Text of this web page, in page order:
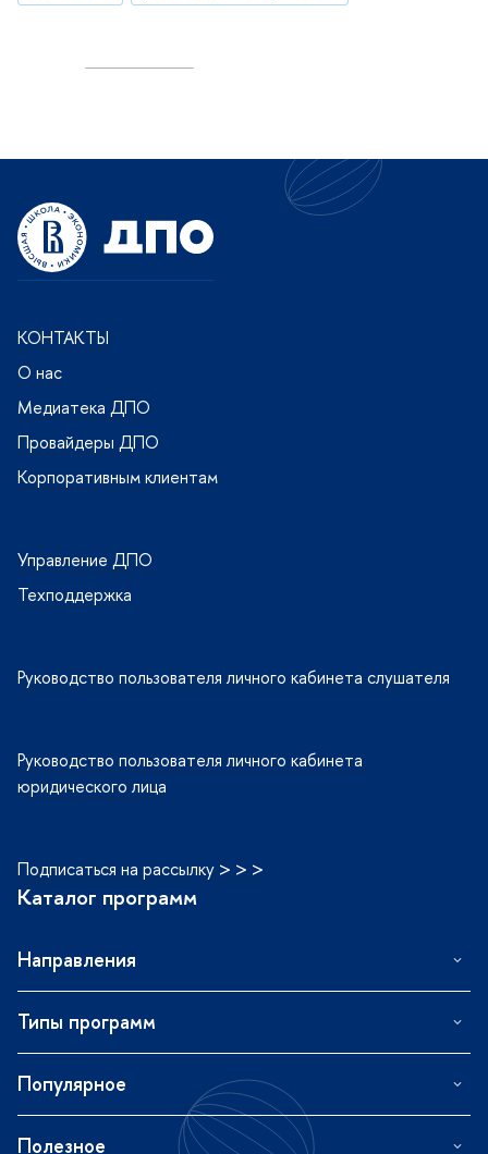
КОНТАКТЫ
О нас
Медиатека ДПО
Провайдеры ДПО
Корпоративным клиентам
Управление ДПО
Техподдержка
Руководство пользователя личного кабинета слушателя
Руководство пользователя личного кабинета
юридического лица
Подписаться на рассылку > > >
Каталог программ
Направления
Типы программ
Популярное
Полезное